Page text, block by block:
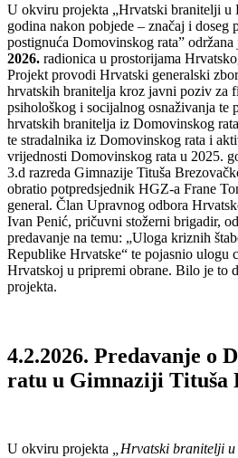
U okviru projekta „Hrvatski branitelji u
godina nakon pobjede – značaj i
postignuća Domovinskog rata” održana
2026. radionica u prostorijama
Projekt provodi Hrvatski generalski
hrvatskih branitelja kroz javni poziv za
psihološkog i socijalnog osnaživanja te
hrvatskih branitelja iz Domovinskog
te stradalnika iz Domovinskog rata i
vrijednosti Domovinskog rata u 2025.
3.d razreda Gimnazije Tituša
obratio potpredsjednik HGZ-a Frane
general. Član Upravnog odbora
Ivan Penić, pričuvni stožerni brigadir,
predavanje na temu: „Uloga kriznih
Republike Hrvatske“ te pojasnio ulogu
Hrvatskoj u pripremi obrane. Bilo je to
projekta.
4.2.2026. Predavanje o
ratu u Gimnaziji Tituša
U okviru projekta „Hrvatski branitelji